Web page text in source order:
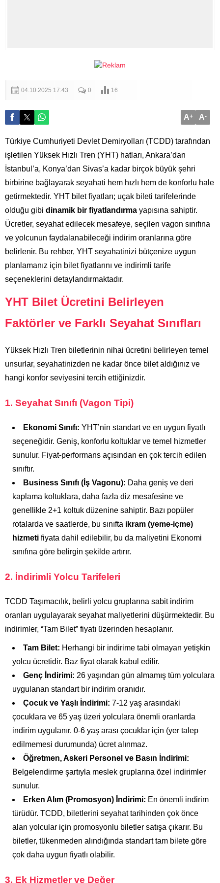
04.10.2025 17:43 0 16
A+ A-
Türkiye Cumhuriyeti Devlet Demiryolları (TCDD) tarafından
işletilen Yüksek Hızlı Tren (YHT) hatları, Ankara’dan
İstanbul’a, Konya’dan Sivas’a kadar birçok büyük şehri
birbirine bağlayarak seyahati hem hızlı hem de konforlu hale
getirmektedir. YHT bilet fiyatları; uçak bileti tarifelerinde
olduğu gibi dinamik bir fiyatlandırma yapısına sahiptir.
Ücretler, seyahat edilecek mesafeye, seçilen vagon sınıfına
ve yolcunun faydalanabileceği indirim oranlarına göre
belirlenir. Bu rehber, YHT seyahatinizi bütçenize uygun
planlamanız için bilet fiyatlarını ve indirimli tarife
seçeneklerini detaylandırmaktadır.
YHT Bilet Ücretini Belirleyen
Faktörler ve Farklı Seyahat Sınıfları
Yüksek Hızlı Tren biletlerinin nihai ücretini belirleyen temel
unsurlar, seyahatinizden ne kadar önce bilet aldığınız ve
hangi konfor seviyesini tercih ettiğinizdir.
1. Seyahat Sınıfı (Vagon Tipi)
Ekonomi Sınıfı: YHT’nin standart ve en uygun fiyatlı
seçeneğidir. Geniş, konforlu koltuklar ve temel hizmetler
sunulur. Fiyat-performans açısından en çok tercih edilen
sınıftır.
Business Sınıfı (İş Vagonu): Daha geniş ve deri
kaplama koltuklara, daha fazla diz mesafesine ve
genellikle 2+1 koltuk düzenine sahiptir. Bazı popüler
rotalarda ve saatlerde, bu sınıfta ikram (yeme-içme)
hizmeti fiyata dahil edilebilir, bu da maliyetini Ekonomi
sınıfına göre belirgin şekilde artırır.
2. İndirimli Yolcu Tarifeleri
TCDD Taşımacılık, belirli yolcu gruplarına sabit indirim
oranları uygulayarak seyahat maliyetlerini düşürmektedir. Bu
indirimler, “Tam Bilet” fiyatı üzerinden hesaplanır.
Tam Bilet: Herhangi bir indirime tabi olmayan yetişkin
yolcu ücretidir. Baz fiyat olarak kabul edilir.
Genç İndirimi: 26 yaşından gün almamış tüm yolculara
uygulanan standart bir indirim oranıdır.
Çocuk ve Yaşlı İndirimi: 7-12 yaş arasındaki
çocuklara ve 65 yaş üzeri yolculara önemli oranlarda
indirim uygulanır. 0-6 yaş arası çocuklar için (yer talep
edilmemesi durumunda) ücret alınmaz.
Öğretmen, Askeri Personel ve Basın İndirimi:
Belgelendirme şartıyla meslek gruplarına özel indirimler
sunulur.
Erken Alım (Promosyon) İndirimi: En önemli indirim
türüdür. TCDD, biletlerini seyahat tarihinden çok önce
alan yolcular için promosyonlu biletler satışa çıkarır. Bu
biletler, tükenmeden alındığında standart tam bilete göre
çok daha uygun fiyatlı olabilir.
3. Ek Hizmetler ve Değer